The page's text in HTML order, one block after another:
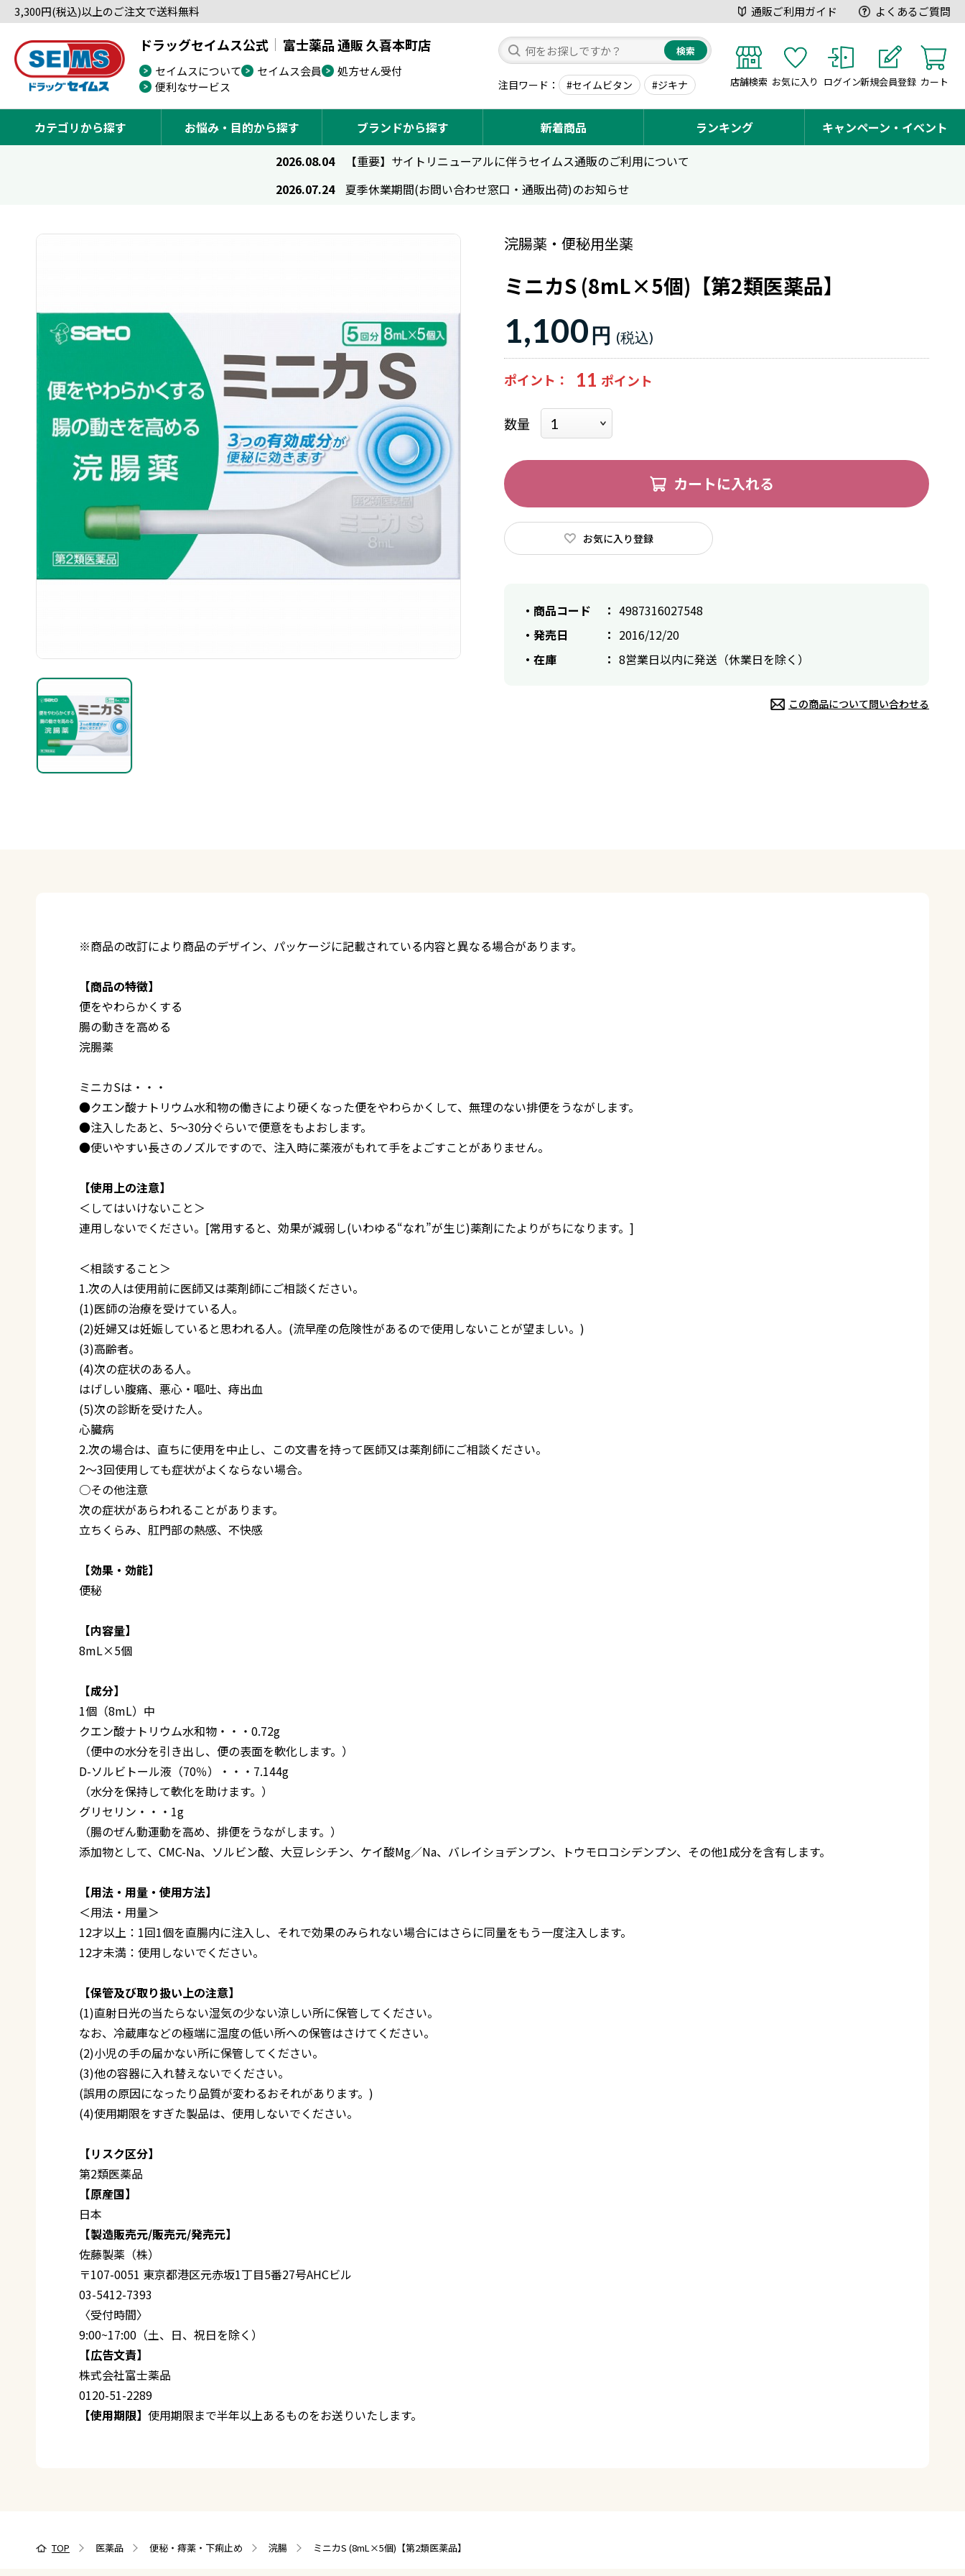
3,300円(税込)以上のご注文で送料無料 通販ご利用ガイド よくあるご質問
ドラッグセイムス公式 富士薬品 通販 久喜本町店
セイムスについて セイムス会員
処方せん受付
便利なサービス
検索
注目ワード #セイムビタン #ジキナ 店舗検索 お気に入り ログイン新規会員登録 カート
カテゴリから探す お悩み・目的から探す ブランドから探す 新着商品 ランキング
キャンペーン・イベント
2026.08.04
【重要】サイトリニューアルに伴うセイムス通販のご利用について
2026.07.24
夏季休業期間(お問い合わせ窓口・通販出荷)のお知らせ
浣腸薬・便秘用坐薬
ミニカS (8mL×5個)【第2類医薬品】
1,100 円
ポイント 11
数量
カートに入れる
お気に入り登録
商品コード
4987316027548
発売日
2016/12/20
在庫
8営業日以内に発送（休業日を除く）
この商品について問い合わせる
※商品の改訂により商品のデザイン、パッケージに記載されている内容と異なる場合があります。
【商品の特徴】
便をやわらかくする
腸の動きを高める
浣腸薬
ミニカSは・・・
●クエン酸ナトリウム水和物の働きにより硬くなった便をやわらかくして、無理のない排便をうながします。
●注入したあと、5～30分ぐらいで便意をもよおします。
●使いやすい長さのノズルですので、注入時に薬液がもれて手をよごすことがありません。
【使用上の注意】
＜してはいけないこと＞
連用しないでください。[常用すると、効果が減弱し(いわゆる“なれ”が生じ)薬剤にたよりがちになります。]
＜相談すること＞
1.次の人は使用前に医師又は薬剤師にご相談ください。
(1)医師の治療を受けている人。
(2)妊婦又は妊娠していると思われる人。(流早産の危険性があるので使用しないことが望ましい。)
(3)高齢者。
(4)次の症状のある人。
はげしい腹痛、悪心・嘔吐、痔出血
(5)次の診断を受けた人。
心臓病
2.次の場合は、直ちに使用を中止し、この文書を持って医師又は薬剤師にご相談ください。
2～3回使用しても症状がよくならない場合。
○その他注意
次の症状があらわれることがあります。
立ちくらみ、肛門部の熱感、不快感
【効果・効能】
便秘
【内容量】
8mL×5個
【成分】
1個（8mL）中
クエン酸ナトリウム水和物・・・0.72g
（便中の水分を引き出し、便の表面を軟化します。）
D-ソルビトール液（70％）・・・7.144g
（水分を保持して軟化を助けます。）
グリセリン・・・1g
（腸のぜん動運動を高め、排便をうながします。）
添加物として、CMC-Na、ソルビン酸、大豆レシチン、ケイ酸Mg／Na、バレイショデンプン、トウモロコシデンプン、その他1成分を含有します。
【用法・用量・使用方法】
＜用法・用量＞
12才以上：1回1個を直腸内に注入し、それで効果のみられない場合にはさらに同量をもう一度注入します。
12才未満：使用しないでください。
【保管及び取り扱い上の注意】
(1)直射日光の当たらない湿気の少ない涼しい所に保管してください。
なお、冷蔵庫などの極端に温度の低い所への保管はさけてください。
(2)小児の手の届かない所に保管してください。
(3)他の容器に入れ替えないでください。
(誤用の原因になったり品質が変わるおそれがあります。)
(4)使用期限をすぎた製品は、使用しないでください。
【リスク区分】
第2類医薬品
【原産国】
日本
【製造販売元/販売元/発売元】
佐藤製薬（株）
〒107-0051 東京都港区元赤坂1丁目5番27号AHCビル
03-5412-7393
〈受付時間〉
9:00~17:00（土、日、祝日を除く）
【広告文責】
株式会社富士薬品
0120-51-2289
【使用期限】 使用期限まで半年以上あるものをお送りいたします。
TOP 医薬品 便秘・痔薬・下痢止め 浣腸 ミニカS (8mL×5個)【第2類医薬品】